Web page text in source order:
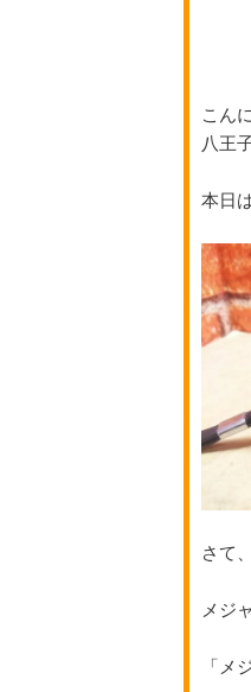
こん
八王
本日
さて
メジ
「メ